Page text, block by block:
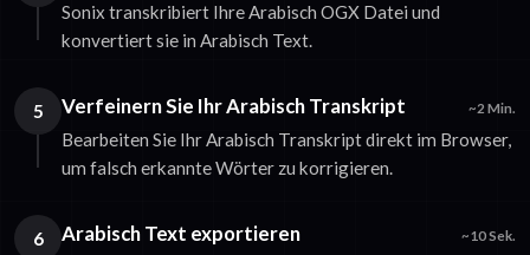
Sonix transkribiert Ihre Arabisch OGX Datei und
konvertiert sie in Arabisch Text.
5 Verfeinern Sie Ihr Arabisch Transkript ~2 Min.
Bearbeiten Sie Ihr Arabisch Transkript direkt im Browser,
um falsch erkannte Wörter zu korrigieren.
6 Arabisch Text exportieren ~10 Sek.